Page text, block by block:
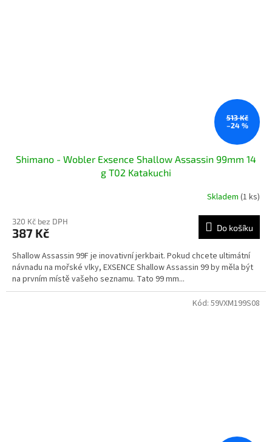
513 Kč
–24 %
Shimano - Wobler Exsence Shallow Assassin 99mm 14
g T02 Katakuchi
Skladem (1 ks)
320 Kč bez DPH
387 Kč Do košíku
Shallow Assassin 99F je inovativní jerkbait. Pokud chcete ultimátní
návnadu na mořské vlky, EXSENCE Shallow Assassin 99 by měla být
na prvním místě vašeho seznamu. Tato 99 mm...
Kód: 59VXM199S08